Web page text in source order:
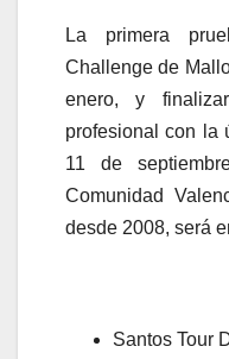
La primera
Challenge de
enero, y
profesional con la
11 de
Comunidad
desde 2008, será
Santos Tour